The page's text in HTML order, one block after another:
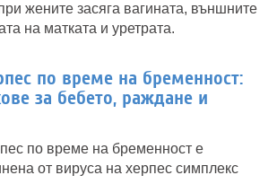
жените засяга вагината, външните
на матката и уретрата.
по време на бременност:
за бебето, раждане и
по време на бременност е
от вируса на херпес симплекс